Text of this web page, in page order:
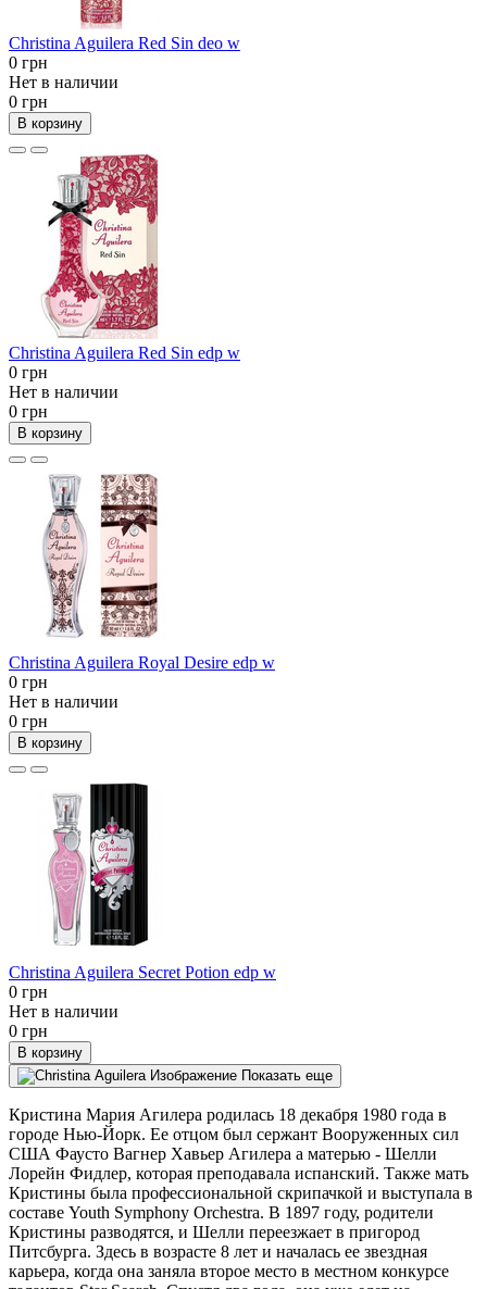
Christina Aguilera Red Sin deo w
0 грн
Нет в наличии
0 грн
В корзину
Christina Aguilera Red Sin edp w
0 грн
Нет в наличии
0 грн
В корзину
Christina Aguilera Royal Desire edp w
0 грн
Нет в наличии
0 грн
В корзину
Christina Aguilera Secret Potion edp w
0 грн
Нет в наличии
0 грн
В корзину
Показать еще
Кристина Мария Агилера родилась 18 декабря 1980 года в
городе Нью-Йорк. Ее отцом был сержант Вооруженных сил
США Фаусто Вагнер Хавьер Агилера а матерью - Шелли
Лорейн Фидлер, которая преподавала испанский. Также мать
Кристины была профессиональной скрипачкой и выступала в
составе Youth Symphony Orchestra. В 1897 году, родители
Кристины разводятся, и Шелли переезжает в пригород
Питсбурга. Здесь в возрасте 8 лет и началась ее звездная
карьера, когда она заняла второе место в местном конкурсе